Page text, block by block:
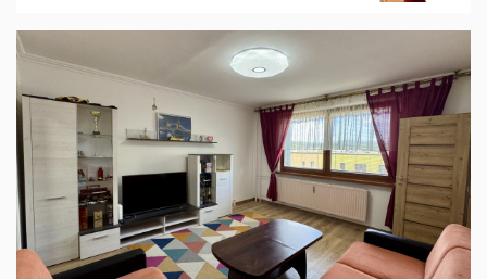
NA PREDAJ: 3izbový byt s
loggiou na ul. L. Novomeského
2, Bardejov
3izbový byt
bardejov